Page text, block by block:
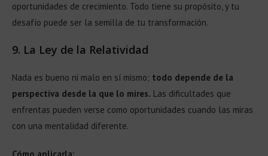
oportunidades de crecimiento. Todo tiene su propósito, y tu
desafío puede ser la semilla de tu transformación.
9. La Ley de la Relatividad
Nada es bueno ni malo en sí mismo; todo depende de la
perspectiva desde la que lo mires. Las dificultades que
enfrentas pueden verse como oportunidades cuando las miras
con una mentalidad diferente.